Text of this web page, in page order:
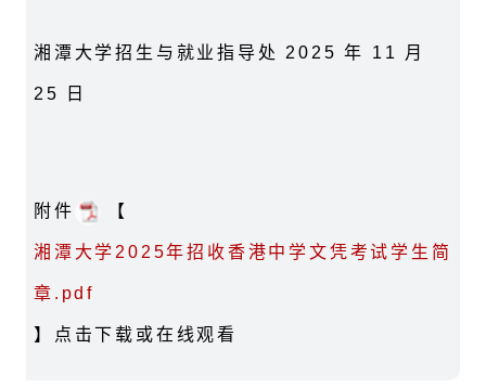
湘潭大学招生与就业指导处 2025 年 11 月
25 日
附件 【
湘潭大学2025年招收香港中学文凭考试学生简
章.pdf
】点击下载或在线观看